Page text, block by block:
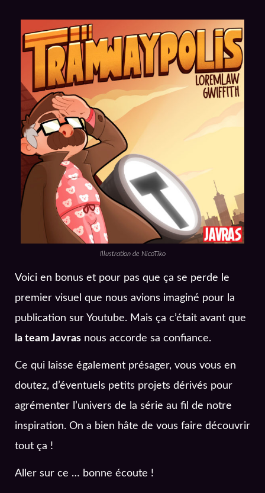
Illustration de NicoTiko
Voici en bonus et pour pas que ça se perde le
premier visuel que nous avions imaginé pour la
publication sur Youtube. Mais ça c’était avant que
la team Javras nous accorde sa confiance.
Ce qui laisse également présager, vous vous en
doutez, d’éventuels petits projets dérivés pour
agrémenter l’univers de la série au fil de notre
inspiration. On a bien hâte de vous faire découvrir
tout ça !
Aller sur ce … bonne écoute !